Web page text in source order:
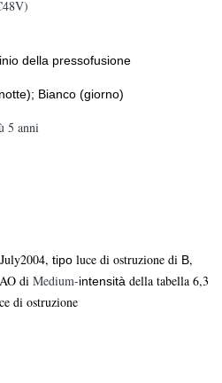
della pressofusione
Bianco (giorno)
5 anni
tipo luce di ostruzione di B,
di Medium-intensità della tabella 6,3
di ostruzione